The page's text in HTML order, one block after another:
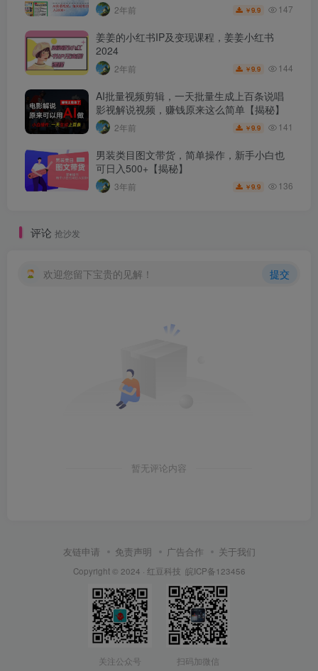
2年前 ￥9.9 147
姜姜的小红书IP及变现课程，姜姜小红书
2024
2年前 ￥9.9 144
AI批量视频剪辑，一天批量生成上百条说唱
影视解说视频，赚钱原来这么简单【揭秘】
2年前 ￥9.9 141
男装类目图文带货，简单操作，新手小白也
可日入500+【揭秘】
3年前 ￥9.9 136
评论 抢沙发
欢迎您留下宝贵的见解！ 提交
暂无评论内容
友链申请 免责声明 广告合作 关于我们
Copyright © 2024 · 红豆科技 皖ICP备123456
关注公众号 扫码加微信